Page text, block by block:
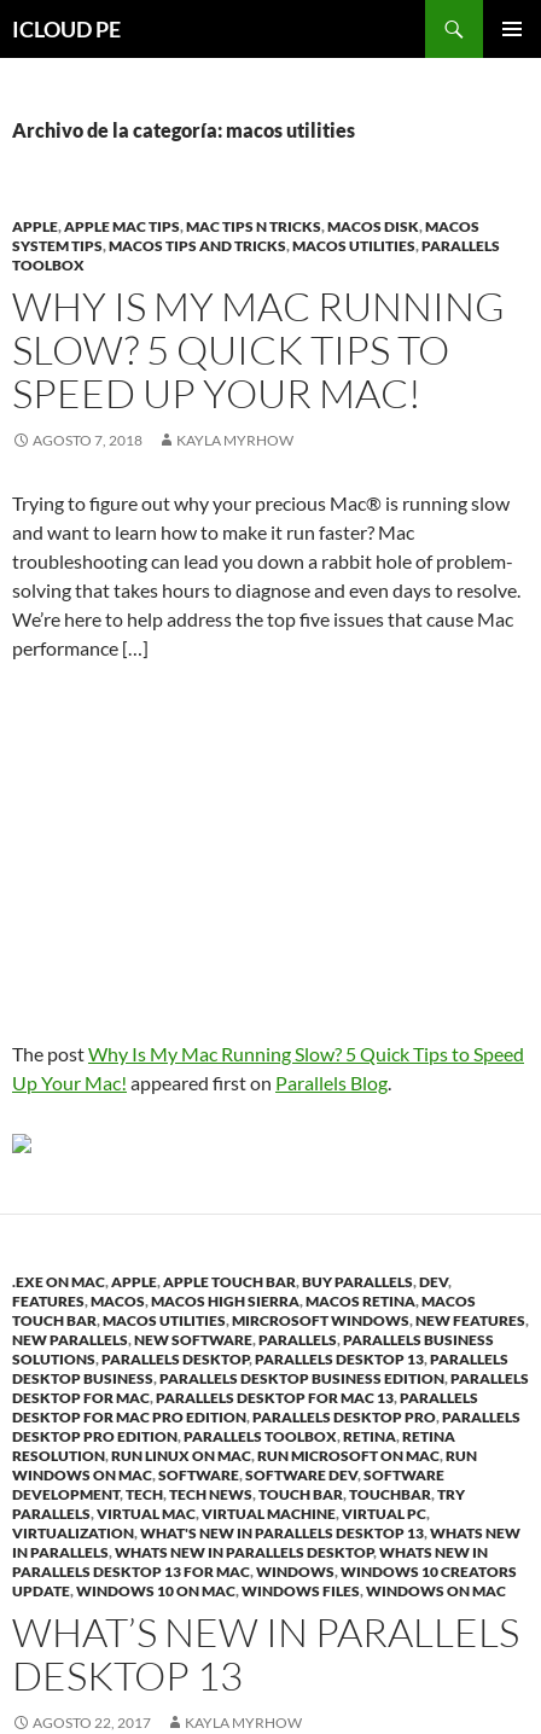
hacia
ICLOUD PE
Archivo de la categoría: macos utilities
APPLE,APPLE MAC TIPS,MAC TIPS N TRICKS,MACOS DISK,MACOS
SYSTEM TIPS,MACOS TIPS AND TRICKS,MACOS UTILITIES,PARALLELS
TOOLBOX
WHY IS MY MAC RUNNING
SLOW? 5 QUICK TIPS TO
SPEED UP YOUR MAC!
AGOSTO 7, 2018 KAYLA MYRHOW
Trying to figure out why your precious Mac® is running slow
and want to learn how to make it run faster? Mac
troubleshooting can lead you down a rabbit hole of problem-
solving that takes hours to diagnose and even days to resolve.
We’re here to help address the top five issues that cause Mac
performance […]
The postWhy Is My Mac Running Slow? 5 Quick Tips to Speed
Up Your Mac! appeared first on Parallels Blog.
.EXE ON MAC,APPLE,APPLE TOUCH BAR,BUY PARALLELS,DEV,
FEATURES,MACOS,MACOS HIGH SIERRA,MACOS RETINA,MACOS
TOUCH BAR,MACOS UTILITIES,MIRCROSOFT WINDOWS,NEW FEATURES,
NEW PARALLELS,NEW SOFTWARE,PARALLELS,PARALLELS BUSINESS
SOLUTIONS,PARALLELS DESKTOP,PARALLELS DESKTOP 13,PARALLELS
DESKTOP BUSINESS,PARALLELS DESKTOP BUSINESS EDITION,PARALLELS
DESKTOP FOR MAC,PARALLELS DESKTOP FOR MAC 13,PARALLELS
DESKTOP FOR MAC PRO EDITION,PARALLELS DESKTOP PRO,PARALLELS
DESKTOP PRO EDITION,PARALLELS TOOLBOX,RETINA,RETINA
RESOLUTION,RUN LINUX ON MAC,RUN MICROSOFT ON MAC,RUN
WINDOWS ON MAC,SOFTWARE,SOFTWARE DEV,SOFTWARE
DEVELOPMENT,TECH,TECH NEWS,TOUCH BAR,TOUCHBAR,TRY
PARALLELS,VIRTUAL MAC,VIRTUAL MACHINE,VIRTUAL PC,
VIRTUALIZATION,WHAT'S NEW IN PARALLELS DESKTOP 13,WHATS NEW
IN PARALLELS,WHATS NEW IN PARALLELS DESKTOP,WHATS NEW IN
PARALLELS DESKTOP 13 FOR MAC,WINDOWS,WINDOWS 10 CREATORS
UPDATE,WINDOWS 10 ON MAC,WINDOWS FILES,WINDOWS ON MAC
WHAT’S NEW IN PARALLELS
DESKTOP 13
AGOSTO 22, 2017 KAYLA MYRHOW